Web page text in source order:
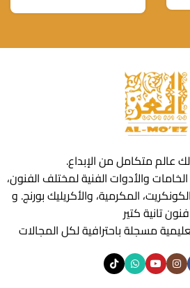
عالم متكامل من الإبداع.
والأدوات الفنية لمختلف الفنون،
المكرمية، والأكريليك بورنج. و
فنون تانية كتير
مسجلة باحترافية لكل المجالات